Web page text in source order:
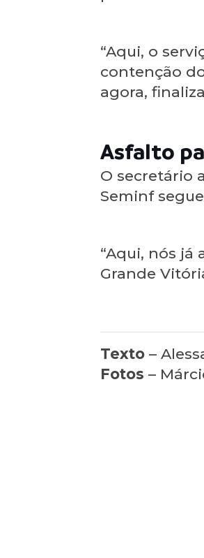
“Aqui, o
contenção
agora,
Asfalto
O secretário
Seminf
“Aqui, nós já
Grande
Texto –
Fotos –